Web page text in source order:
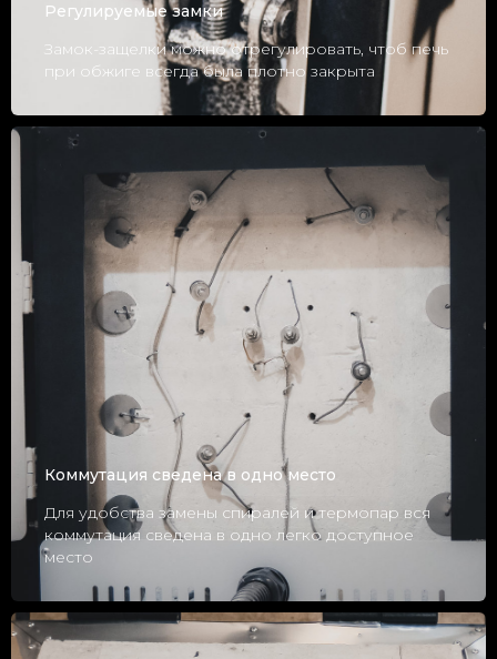
Регулируемые замки
Замок-защелки можно отрегулировать, чтоб печь
при обжиге всегда была плотно закрыта
Коммутация сведена в одно место
Для удобства замены спиралей и термопар вся
коммутация сведена в одно легко доступное
место